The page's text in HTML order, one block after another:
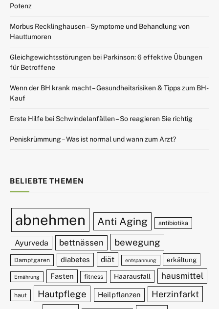
Potenz
Morbus Recklinghausen – Symptome und Behandlung von
Hauttumoren
Gleichgewichtsstörungen bei Parkinson: 6 effektive Übungen
für Betroffene
Wenn der BH krank macht – Gesundheitsrisiken & Tipps zum BH-
Kauf
Erste Hilfe bei Schwindelanfällen – So reagieren Sie richtig
Peniskrümmung – Was ist normal und wann zum Arzt?
BELIEBTE THEMEN
abnehmen Anti Aging antibiotika
Ayurveda bettnässen bewegung
Dampfgaren diabetes diät entspannung erkältung
Ernährung Fasten fitness Haarausfall hausmittel
haut Hautpflege Heilpflanzen Herzinfarkt